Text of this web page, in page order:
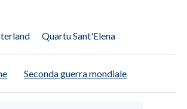
Quartu Sant'Elena
Seconda guerra mondiale